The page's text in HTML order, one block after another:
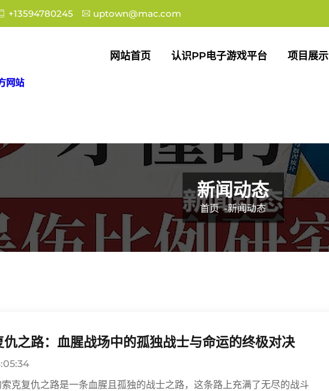
+13594780245 uptown@mac.com
网站首页 认识PP电子游戏平台 项目展示
新闻动态
首页 -新闻动态
仇之路：血腥战场中的孤独战士与命运的终极对决
克复仇之路是一条血腥且孤独的战士之路，这条路上充满了无尽的战斗